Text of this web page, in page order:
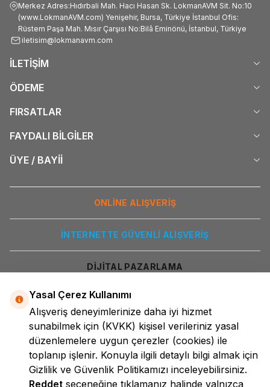
Merkez Adres:Hıdırbali Mah. Hacı Hasan Sk. LokmanAVM Sit. No:10
(www.LokmanAVM.com) Yenişehir, Bursa, Türkiye İstanbul Ofis:
Rüstem Paşa Mah. Mısır Çarşısı No:Bilâ Eminönü, İstanbul, Türkiye
iletisim@lokmanavm.com
İLETİŞİM
ÖDEME
FIRSATLAR
FAYDALI BİLGİLER
ÜYE / BAYİİ
ONLİNE ALIŞVERİŞ
İNTERNETTE GÜVENLİ ALIŞVERİŞ
DİJİTAL PAZARLAMA
LokmanAVM
Yasal Çerez Kullanımı
Alışveriş deneyimlerinize daha iyi hizmet
sunabilmek için (KVKK) kişisel verileriniz yasal
düzenlemelere uygun çerezler (cookies) ile
toplanıp işlenir. Konuyla ilgili detaylı bilgi almak için
Gizlilik ve Güvenlik Politikamızı inceleyebilirsiniz.
Reddet seçeneğine tıklamanız halinde yalnızca